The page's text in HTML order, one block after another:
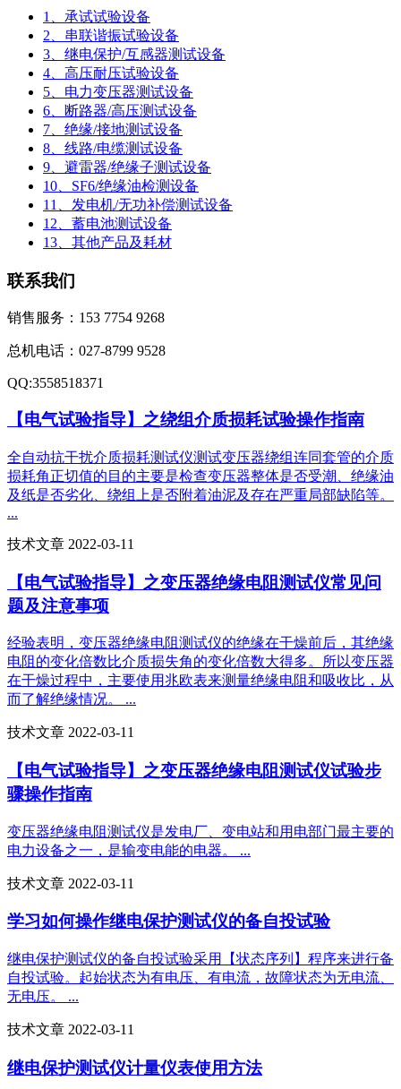
1、承试试验设备
2、串联谐振试验设备
3、继电保护/互感器测试设备
4、高压耐压试验设备
5、电力变压器测试设备
6、断路器/高压测试设备
7、绝缘/接地测试设备
8、线路/电缆测试设备
9、避雷器/绝缘子测试设备
10、SF6/绝缘油检测设备
11、发电机/无功补偿测试设备
12、蓄电池测试设备
13、其他产品及耗材
联系我们
销售服务： 153 7754 9268
总机电话： 027-8799 9528
QQ:3558518371
【电气试验指导】之绕组介质损耗试验操作指南
全自动抗干扰介质损耗测试仪测试变压器绕组连同套管的介质
损耗角正切值的目的主要是检查变压器整体是否受潮、绝缘油
及纸是否劣化、绕组上是否附着油泥及存在严重局部缺陷等。
...
技术文章 2022-03-11
【电气试验指导】之变压器绝缘电阻测试仪常见问
题及注意事项
经验表明，变压器绝缘电阻测试仪的绝缘在干燥前后，其绝缘
电阻的变化倍数比介质损失角的变化倍数大得多。所以变压器
在干燥过程中，主要使用兆欧表来测量绝缘电阻和吸收比，从
而了解绝缘情况。 ...
技术文章 2022-03-11
【电气试验指导】之变压器绝缘电阻测试仪试验步
骤操作指南
变压器绝缘电阻测试仪是发电厂、变电站和用电部门最主要的
电力设备之一，是输变电能的电器。 ...
技术文章 2022-03-11
学习如何操作继电保护测试仪的备自投试验
继电保护测试仪的备自投试验采用【状态序列】程序来进行备
自投试验。起始状态为有电压、有电流，故障状态为无电流、
无电压。 ...
技术文章 2022-03-11
继电保护测试仪计量仪表使用方法